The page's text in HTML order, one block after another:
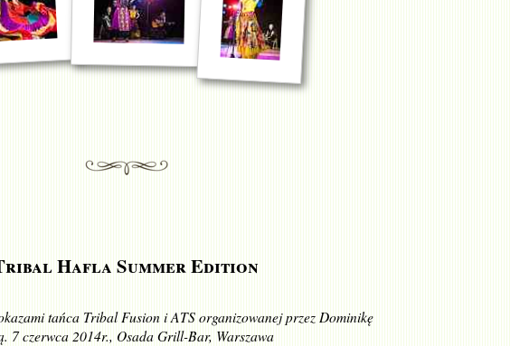
Hafla Summer Edition
tańca Tribal Fusion i ATS organizowanej przez Dominikę
7 czerwca 2014r., Osada Grill-Bar, Warszawa